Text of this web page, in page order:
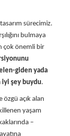
sürecimiz.
bulmaya
çok önemli bir
giden yada
iyi şey buydu.
açık alan
yaşam
–